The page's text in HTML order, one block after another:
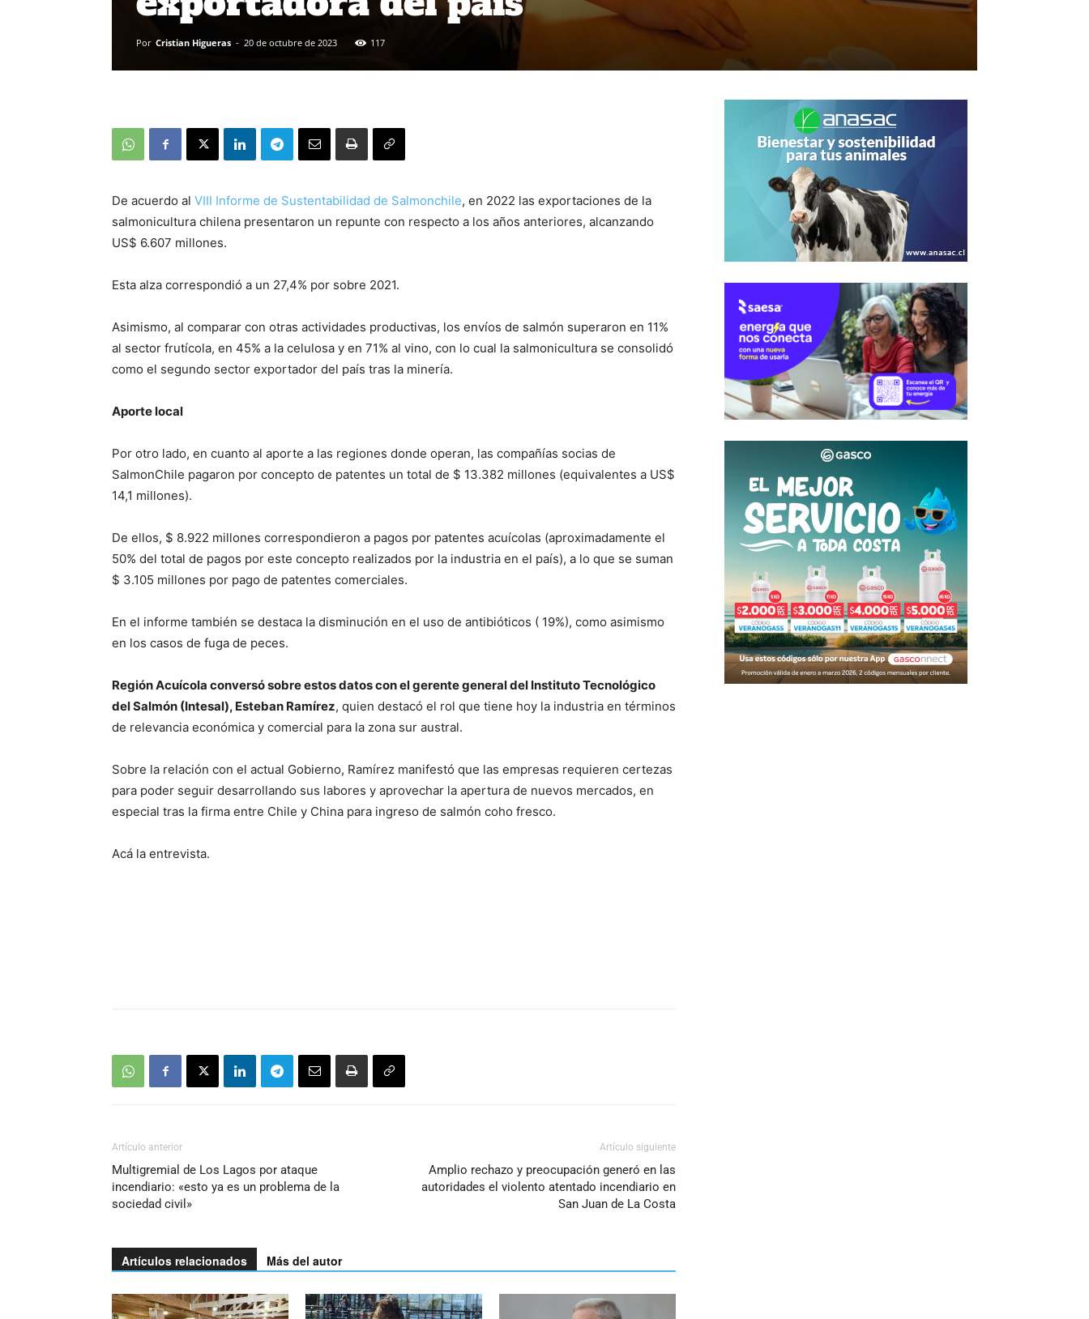
Por Cristian Higueras - 20 de octubre de 2023 117
De acuerdo al VIII Informe de Sustentabilidad de Salmonchile, en 2022 las exportaciones de la
salmonicultura chilena presentaron un repunte con respecto a los años anteriores, alcanzando
US$ 6.607 millones.
Esta alza correspondió a un 27,4% por sobre 2021.
Asimismo, al comparar con otras actividades productivas, los envíos de salmón superaron en 11%
al sector frutícola, en 45% a la celulosa y en 71% al vino, con lo cual la salmonicultura se consolidó
como el segundo sector exportador del país tras la minería.
Aporte local
Por otro lado, en cuanto al aporte a las regiones donde operan, las compañías socias de
SalmonChile pagaron por concepto de patentes un total de $ 13.382 millones (equivalentes a US$
14,1 millones).
De ellos, $ 8.922 millones correspondieron a pagos por patentes acuícolas (aproximadamente el
50% del total de pagos por este concepto realizados por la industria en el país), a lo que se suman
$ 3.105 millones por pago de patentes comerciales.
En el informe también se destaca la disminución en el uso de antibióticos ( 19%), como asimismo
en los casos de fuga de peces.
Región Acuícola conversó sobre estos datos con el gerente general del Instituto Tecnológico
del Salmón (Intesal), Esteban Ramírez, quien destacó el rol que tiene hoy la industria en términos
de relevancia económica y comercial para la zona sur austral.
Sobre la relación con el actual Gobierno, Ramírez manifestó que las empresas requieren certezas
para poder seguir desarrollando sus labores y aprovechar la apertura de nuevos mercados, en
especial tras la firma entre Chile y China para ingreso de salmón coho fresco.
Acá la entrevista.
Artículo anterior
Multigremial de Los Lagos por ataque
incendiario: «esto ya es un problema de la
sociedad civil»
Artículo siguiente
Amplio rechazo y preocupación generó en las
autoridades el violento atentado incendiario en
San Juan de La Costa
Artículos relacionados Más del autor